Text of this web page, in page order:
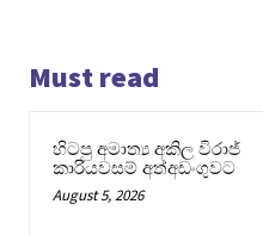
Must read
හිටපු අමාත්‍ය අකිල විරාජ්
කාරියවසම් අත්අඩංගුවට
August 5, 2026